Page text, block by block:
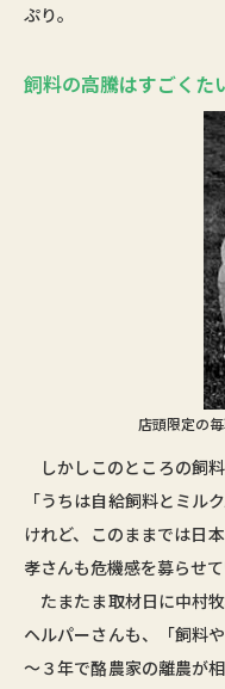
ぷり。
飼料の高騰はすごくた
店頭限定の
しかしこのところの飼
「うちは自給飼料とミル
けれど、このままでは日
孝さんも危機感を募らせて
たまたま取材日に中村
ヘルパーさんも、「飼料
～３年で酪農家の離農が